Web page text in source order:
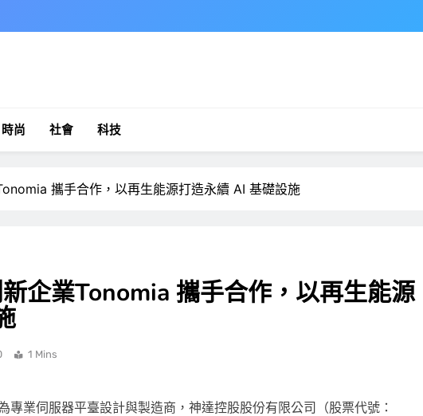
時尚 社會 科技
攜手合作，以再生能源打造永續 AI 基礎設施
企業Tonomia 攜手合作，以再生能源
1 Mins
業伺服器平臺設計與製造商，神達控股股份有限公司（股票代號：